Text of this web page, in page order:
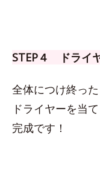
STEP４ ドライ
全体につけ終っ
ドライヤーを当
完成です！